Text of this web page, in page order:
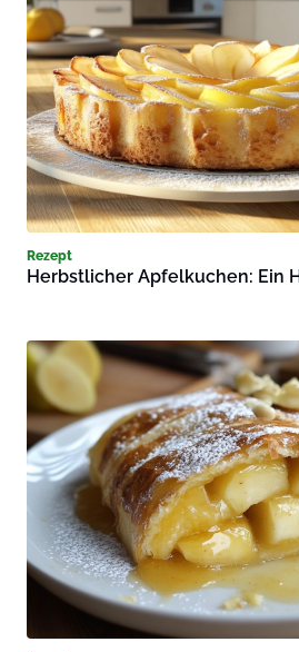
Rezept
Herbstlicher Apfelkuchen: Ein